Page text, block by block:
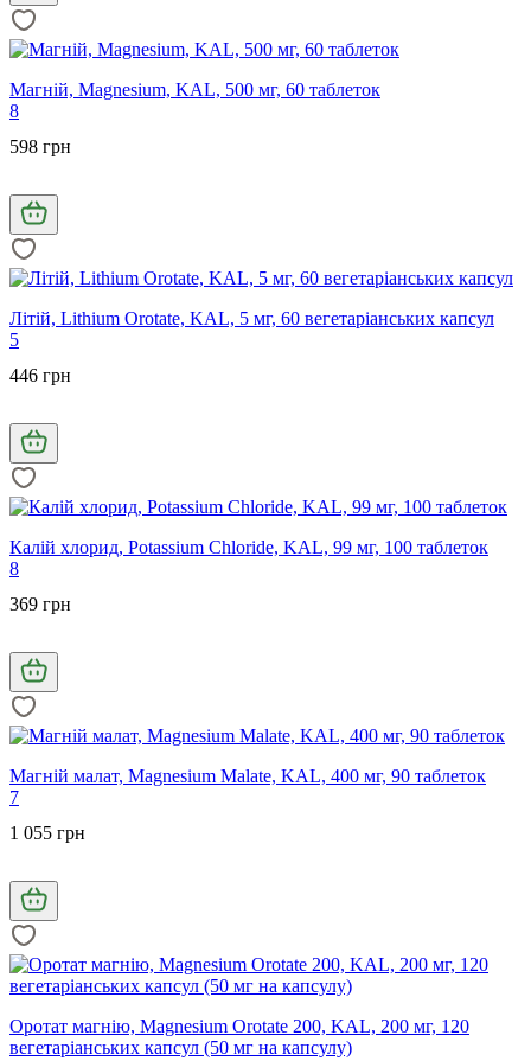
Магній, Magnesium, KAL, 500 мг, 60 таблеток
8
598 грн
Літій, Lithium Orotate, KAL, 5 мг, 60 вегетаріанських капсул
5
446 грн
Калій хлорид, Potassium Chloride, KAL, 99 мг, 100 таблеток
8
369 грн
Магній малат, Magnesium Malate, KAL, 400 мг, 90 таблеток
7
1 055 грн
Оротат магнію, Magnesium Orotate 200, KAL, 200 мг, 120
вегетаріанських капсул (50 мг на капсулу)